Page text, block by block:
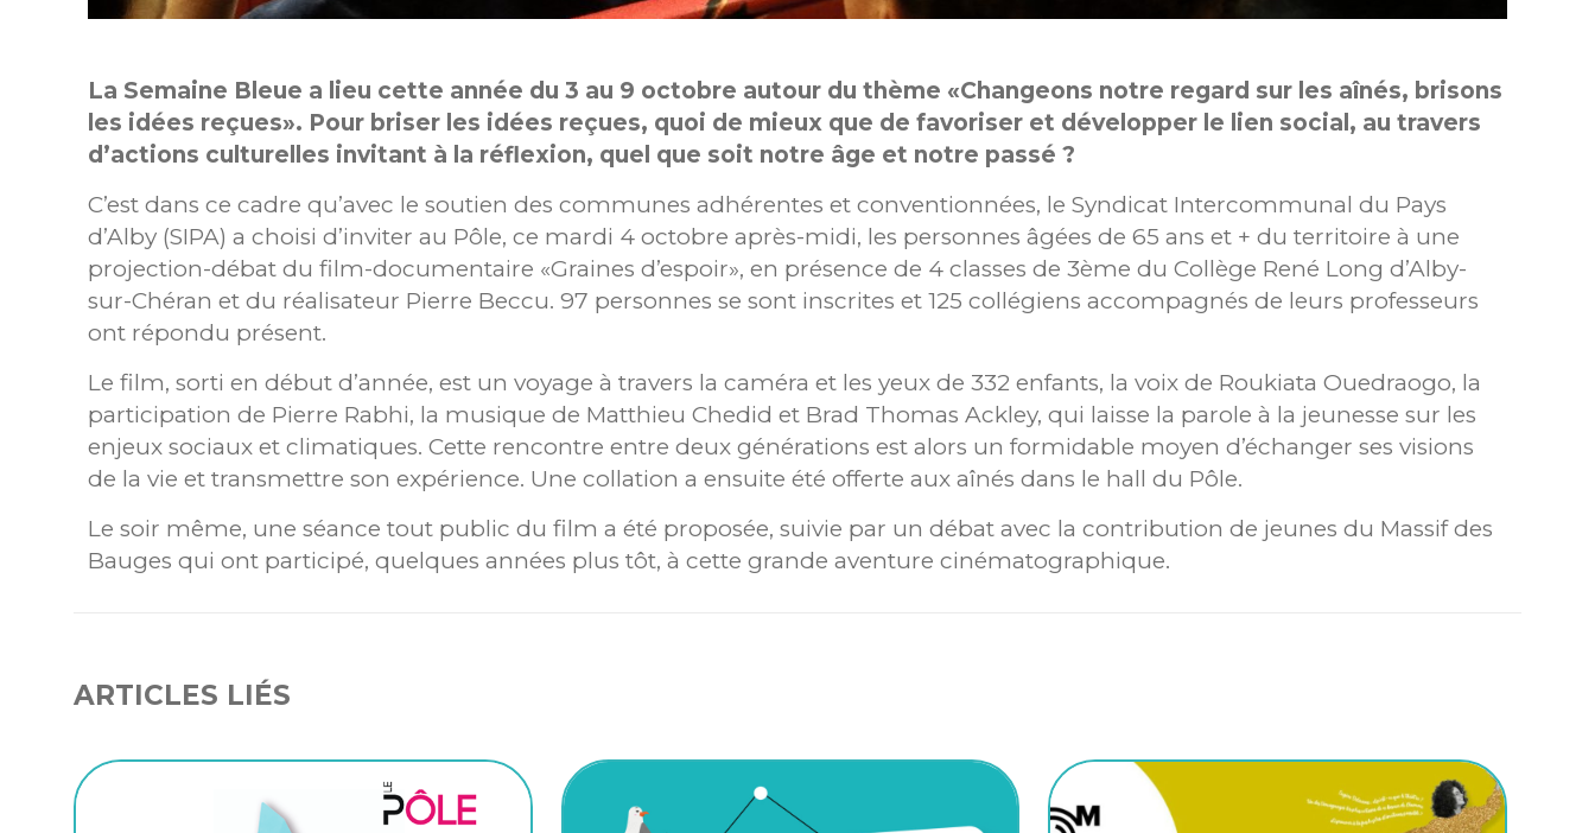
La Semaine Bleue a lieu cette année du 3 au 9 octobre autour du thème «Changeons notre regard sur les aînés, brisons
les idées reçues». Pour briser les idées reçues, quoi de mieux que de favoriser et développer le lien social, au travers
d’actions culturelles invitant à la réflexion, quel que soit notre âge et notre passé ?
C’est dans ce cadre qu’avec le soutien des communes adhérentes et conventionnées, le Syndicat Intercommunal du Pays
d’Alby (SIPA) a choisi d’inviter au Pôle, ce mardi 4 octobre après-midi, les personnes âgées de 65 ans et + du territoire à une
projection-débat du film-documentaire «Graines d’espoir», en présence de 4 classes de 3ème du Collège René Long d’Alby-
sur-Chéran et du réalisateur Pierre Beccu. 97 personnes se sont inscrites et 125 collégiens accompagnés de leurs professeurs
ont répondu présent.
Le film, sorti en début d’année, est un voyage à travers la caméra et les yeux de 332 enfants, la voix de Roukiata Ouedraogo, la
participation de Pierre Rabhi, la musique de Matthieu Chedid et Brad Thomas Ackley, qui laisse la parole à la jeunesse sur les
enjeux sociaux et climatiques. Cette rencontre entre deux générations est alors un formidable moyen d’échanger ses visions
de la vie et transmettre son expérience. Une collation a ensuite été offerte aux aînés dans le hall du Pôle.
Le soir même, une séance tout public du film a été proposée, suivie par un débat avec la contribution de jeunes du Massif des
Bauges qui ont participé, quelques années plus tôt, à cette grande aventure cinématographique.
ARTICLES LIÉS